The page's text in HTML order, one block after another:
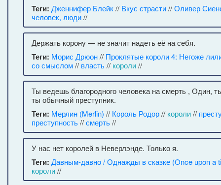
Теги: Дженнифер Блейк// Вкус страсти//Оливер
человек, люди//
Держать корону — не значит надеть её на себя.
Теги: Морис Дрюон// Проклятые короли 4: Негоже
со смыслом// власть// короли//
Ты ведешь благородного человека на смерть , Один,
ты обычный преступник.
Теги: Мерлин (Merlin) // Король Родор// короли//
преступность//смерть//
У нас нет королей в Неверлэнде. Только я.
Теги: Давным-давно / Однажды в сказке (Once upon a
короли//